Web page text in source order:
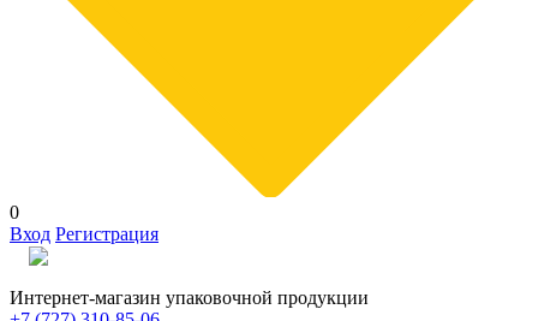
0
Вход Регистрация
Интернет-магазин упаковочной продукции